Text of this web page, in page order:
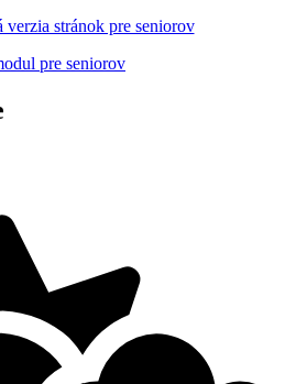
verzia stránok pre seniorov